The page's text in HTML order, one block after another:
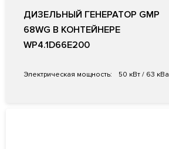
ДИЗЕЛЬНЫЙ ГЕНЕРАТОР GMP
68WG В КОНТЕЙНЕРЕ
WP4.1D66E200
Электрическая мощность: 50 кВт / 63 кВа